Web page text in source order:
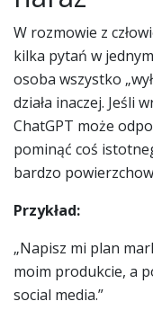
W rozmowie z
kilka pytań w
osoba wszystko
działa inaczej. Jeśli
ChatGPT może
pominąć coś
bardzo
Przykład:
„Napisz mi plan
moim produkcie, a
social media.”